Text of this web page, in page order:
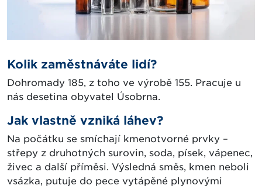
Kolik zaměstnáváte lidí?
Dohromady 185, z toho ve výrobě 155. Pracuje u
nás desetina obyvatel Úsobrna.
Jak vlastně vzniká láhev?
Na počátku se smíchají kmenotvorné prvky –
střepy z druhotných surovin, soda, písek, vápenec,
živec a další příměsi. Výsledná směs, kmen neboli
vsázka, putuje do pece vytápěné plynovými